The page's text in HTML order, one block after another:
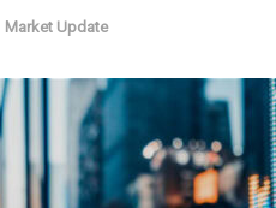
Market Update